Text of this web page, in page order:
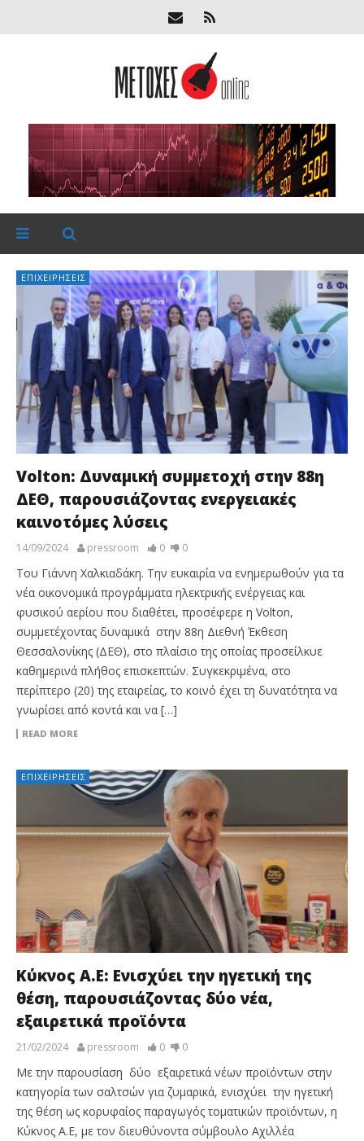
ΕΠΙΧΕΙΡΉΣΕΙΣ
Volton: Δυναμική συμμετοχή στην 88η
ΔΕΘ, παρουσιάζοντας ενεργειακές
καινοτόμες λύσεις
14/09/2024 pressroom 0 0
Του Γιάννη Χαλκιαδάκη. Την ευκαιρία να ενημερωθούν για τα
νέα οικονομικά προγράμματα ηλεκτρικής ενέργειας και
φυσικού αερίου που διαθέτει, προσέφερε η Volton,
συμμετέχοντας δυναμικά στην 88η Διεθνή Έκθεση
Θεσσαλονίκης (ΔΕΘ), στο πλαίσιο της οποίας προσείλκυε
καθημερινά πλήθος επισκεπτών. Συγκεκριμένα, στο
περίπτερο (20) της εταιρείας, το κοινό έχει τη δυνατότητα να
γνωρίσει από κοντά και να […]
READ MORE
ΕΠΙΧΕΙΡΉΣΕΙΣ
Κύκνος A.E: Ενισχύει την ηγετική της
θέση, παρουσιάζοντας δύο νέα,
εξαιρετικά προϊόντα
21/02/2024 pressroom 0 0
Με την παρουσίαση δύο εξαιρετικά νέων προϊόντων στην
κατηγορία των σαλτσών για ζυμαρικά, ενισχύει την ηγετική
της θέση ως κορυφαίος παραγωγός τοματικών προϊόντων, η
Κύκνος A.E, με τον διευθύνοντα σύμβουλο Αχιλλέα